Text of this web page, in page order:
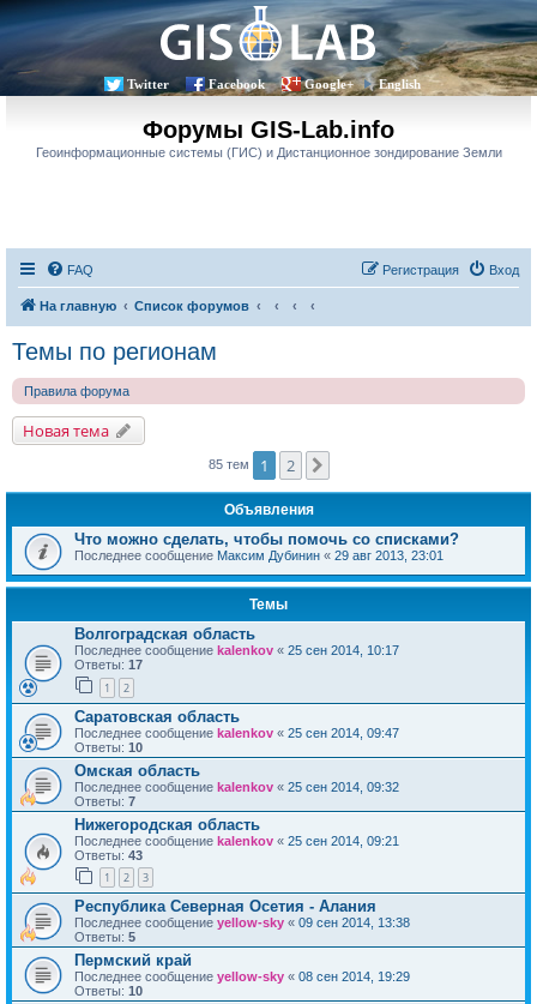
Twitter Facebook Google+ English
Форумы GIS-Lab.info
Геоинформационные системы (ГИС) и Дистанционное зондирование Земли
FAQ Вход
Регистрация
На главную Список форумов
Темы по регионам
Правила форума
Новая тема
85 тем 1 2
Объявления
Что можно сделать, чтобы помочь со списками?
Последнее сообщение Максим Дубинин « 29 авг 2013, 23:01
Темы
Волгоградская область
Последнее сообщение kalenkov « 25 сен 2014, 10:17
Ответы: 17
1 2
Саратовская область
Последнее сообщение kalenkov « 25 сен 2014, 09:47
Ответы: 10
Омская область
Последнее сообщение kalenkov « 25 сен 2014, 09:32
Ответы: 7
Нижегородская область
Последнее сообщение kalenkov « 25 сен 2014, 09:21
Ответы: 43
1 2 3
Республика Северная Осетия - Алания
Последнее сообщение yellow-sky « 09 сен 2014, 13:38
Ответы: 5
Пермский край
Последнее сообщение yellow-sky « 08 сен 2014, 19:29
Ответы: 10